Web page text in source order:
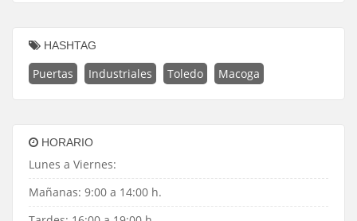
HASHTAG
Puertas Industriales Toledo Macoga
HORARIO
Lunes a Viernes:
Mañanas: 9:00 a 14:00 h.